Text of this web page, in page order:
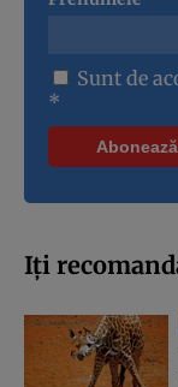
Sunt de
*
Iți